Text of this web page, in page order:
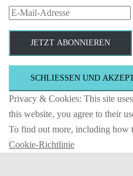
E-
AdresseJETZT ABONNIEREN
Privacy & Cookies: This site
this website, you agree to their
To find out more, including how
Cookie-Richtlinie